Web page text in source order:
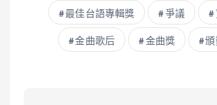
最佳台語專輯獎 爭議
金曲歌后 金曲獎 頒